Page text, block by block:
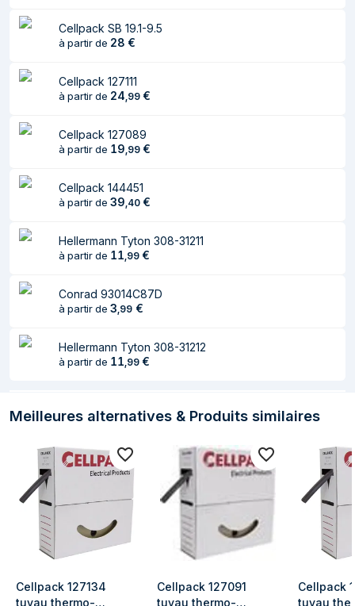
Cellpack SB 19.1-9.5
à partir de 28 €
Cellpack 127111
à partir de 24 99 €
Cellpack 127089
à partir de 19 99 €
Cellpack 144451
à partir de 39 40 €
Hellermann Tyton 308-31211
à partir de 11 99 €
Conrad 93014C87D
à partir de 3 99 €
Hellermann Tyton 308-31212
à partir de 11 99 €
Meilleures alternatives & Produits similaires
Cellpack 127134
tuyau thermo-
Cellpack 127091
tuyau thermo-
Cellpack
tuyau